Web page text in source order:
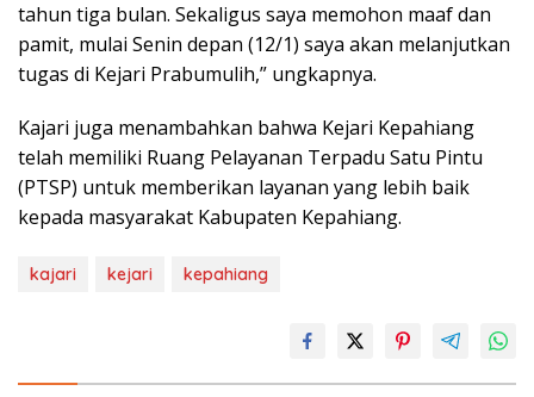
tahun tiga bulan. Sekaligus saya memohon maaf dan
pamit, mulai Senin depan (12/1) saya akan melanjutkan
tugas di Kejari Prabumulih,” ungkapnya.
Kajari juga menambahkan bahwa Kejari Kepahiang
telah memiliki Ruang Pelayanan Terpadu Satu Pintu
(PTSP) untuk memberikan layanan yang lebih baik
kepada masyarakat Kabupaten Kepahiang.
kajari kejari kepahiang